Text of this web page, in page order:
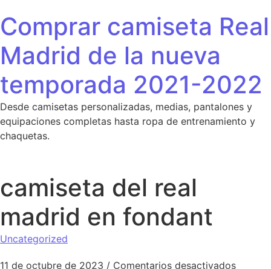
Comprar camiseta Real
Madrid de la nueva
temporada 2021-2022
Desde camisetas personalizadas, medias, pantalones y
equipaciones completas hasta ropa de entrenamiento y
chaquetas.
camiseta del real
madrid en fondant
Uncategorized
11 de octubre de 2023 / Comentarios desactivadosen